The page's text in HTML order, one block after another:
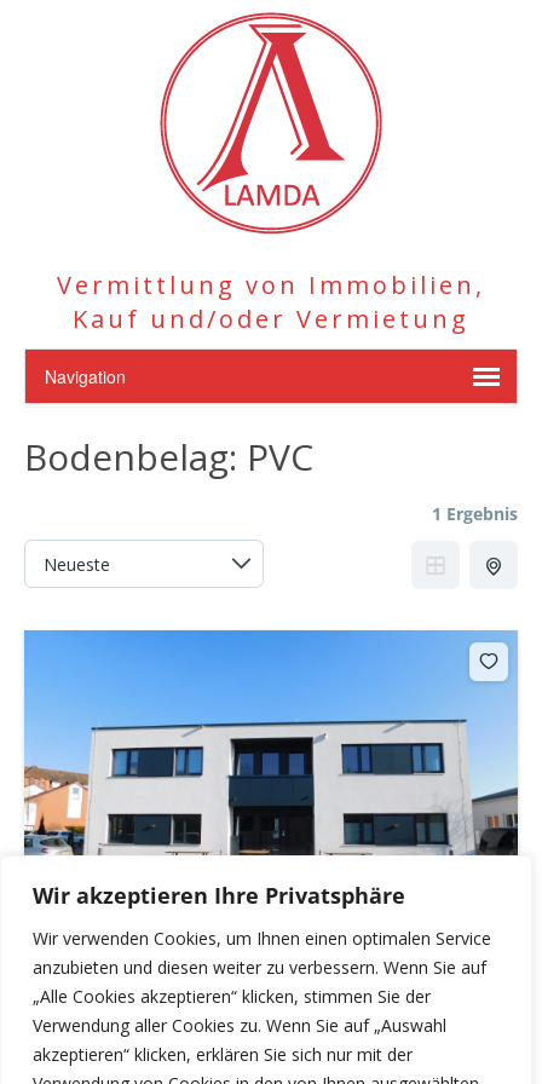
Wir akzeptieren Ihre Privatsphäre
Wir verwenden Cookies, um Ihnen einen optimalen Service
anzubieten und diesen weiter zu verbessern. Wenn Sie auf
„Alle Cookies akzeptieren“ klicken, stimmen Sie der
Verwendung aller Cookies zu. Wenn Sie auf „Auswahl
akzeptieren“ klicken, erklären Sie sich nur mit der
Vermittlung von Immobilien,
Kauf und/oder Vermietung
Bodenbelag: PVC
1 Ergebnis
LAMDA in Reethen – Erstbezug – Modernes Büro /
Praxis sucht neue Pächter
€14,20 monatl. Miete pro m²